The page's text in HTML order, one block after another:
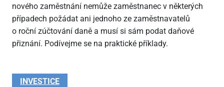
nového zaměstnání nemůže zaměstnanec v některých
případech požádat ani jednoho ze zaměstnavatelů
o roční zúčtování daně a musí si sám podat daňové
přiznání. Podívejme se na praktické příklady.
INVESTICE